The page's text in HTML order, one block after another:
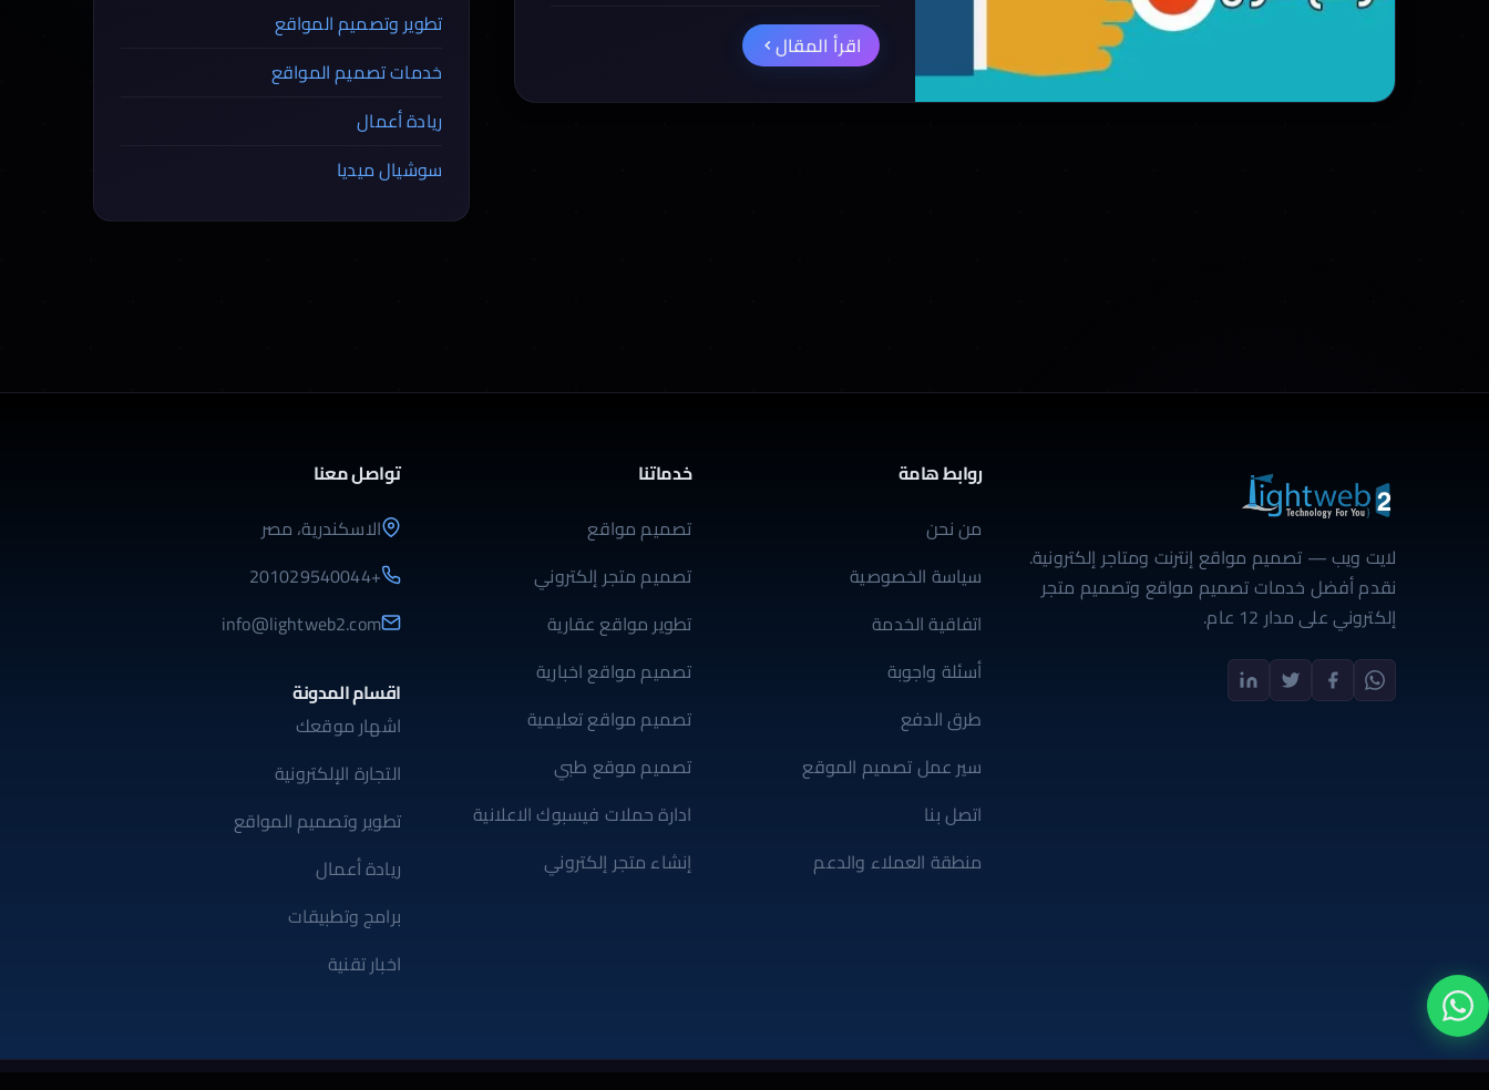
اقرأ المقال
تطوير وتصميم المواقع
خدمات تصميم المواقع
ريادة أعمال
سوشيال ميديا
لايت ويب — تصميم مواقع إنترنت ومتاجر إلكترونية.
نقدم أفضل خدمات تصميم مواقع وتصميم متجر
إلكتروني على مدار 12 عام.
روابط هامة
من نحن
سياسة الخصوصية
اتفاقية الخدمة
أسئلة واجوبة
طرق الدفع
سير عمل تصميم الموقع
اتصل بنا
منطقة العملاء والدعم
خدماتنا
تصميم مواقع
تصميم متجر إلكتروني
تطوير مواقع عقارية
تصميم مواقع اخبارية
تصميم مواقع تعليمية
تصميم موقع طبي
ادارة حملات فيسبوك الاعلانية
إنشاء متجر إلكتروني
تواصل معنا
الاسكندرية، مصر
+201029540044
info@lightweb2.com
اقسام المدونة
اشهار موقعك
التجارة الإلكترونية
تطوير وتصميم المواقع
ريادة أعمال
برامج وتطبيقات
اخبار تقنية